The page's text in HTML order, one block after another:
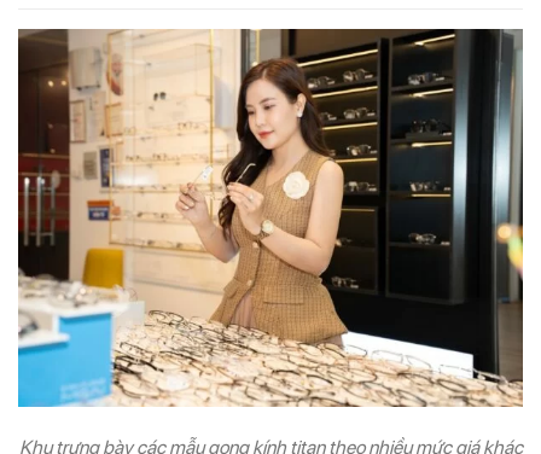
Khu trưng bày các mẫu gọng kính titan theo nhiều mức giá khác